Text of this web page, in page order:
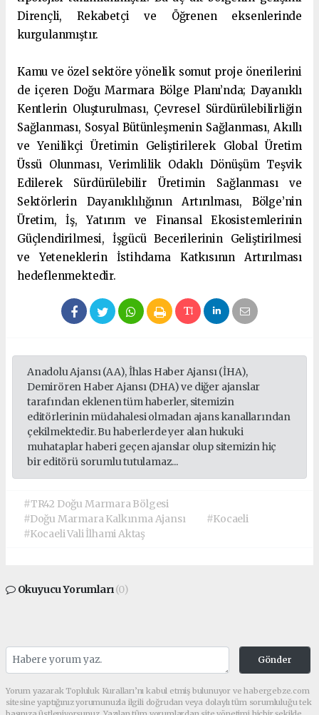
Dirençli, Rekabetçi ve Öğrenen eksenlerinde
kurgulanmıştır.
Kamu ve özel sektöre yönelik somut proje önerilerini
de içeren Doğu Marmara Bölge Planı’nda; Dayanıklı
Kentlerin Oluşturulması, Çevresel Sürdürülebilirliğin
Sağlanması, Sosyal Bütünleşmenin Sağlanması, Akıllı
ve Yenilikçi Üretimin Geliştirilerek Global Üretim
Üssü Olunması, Verimlilik Odaklı Dönüşüm Teşvik
Edilerek Sürdürülebilir Üretimin Sağlanması ve
Sektörlerin Dayanıklılığının Artırılması, Bölge’nin
Üretim, İş, Yatırım ve Finansal Ekosistemlerinin
Güçlendirilmesi, İşgücü Becerilerinin Geliştirilmesi
ve Yeteneklerin İstihdama Katkısının Artırılması
hedeflenmektedir.
Anadolu Ajansı (AA), İhlas Haber Ajansı (İHA),
Demirören Haber Ajansı (DHA) ve diğer ajanslar
tarafından eklenen tüm haberler, sitemizin
editörlerinin müdahalesi olmadan ajans kanallarından
çekilmektedir. Bu haberlerde yer alan hukuki
muhataplar haberi geçen ajanslar olup sitemizin hiç
bir editörü sorumlu tutulamaz...
#TR42 Doğu Marmara Bölgesi
#Doğu Marmara Kalkınma Ajansı
#Kocaeli
#Kocaeli Vali İlhami Aktaş
Okuyucu Yorumları(0)
Gönder
Yorum yazarak Topluluk Kuralları’nı kabul etmiş bulunuyor ve habergebze.com
sitesine yaptığınız yorumunuzla ilgili doğrudan veya dolaylı tüm sorumluluğu tek